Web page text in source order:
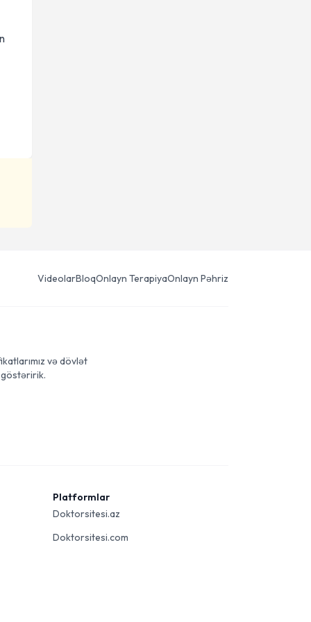
VideolarBloqOnlayn TerapiyaOnlayn Pəhriz
və dövlət
göstəririk.
Platformlar
Doktorsitesi.az
Doktorsitesi.com